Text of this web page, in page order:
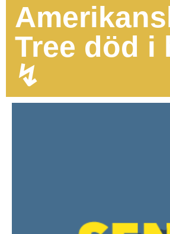
Tree död i
↯